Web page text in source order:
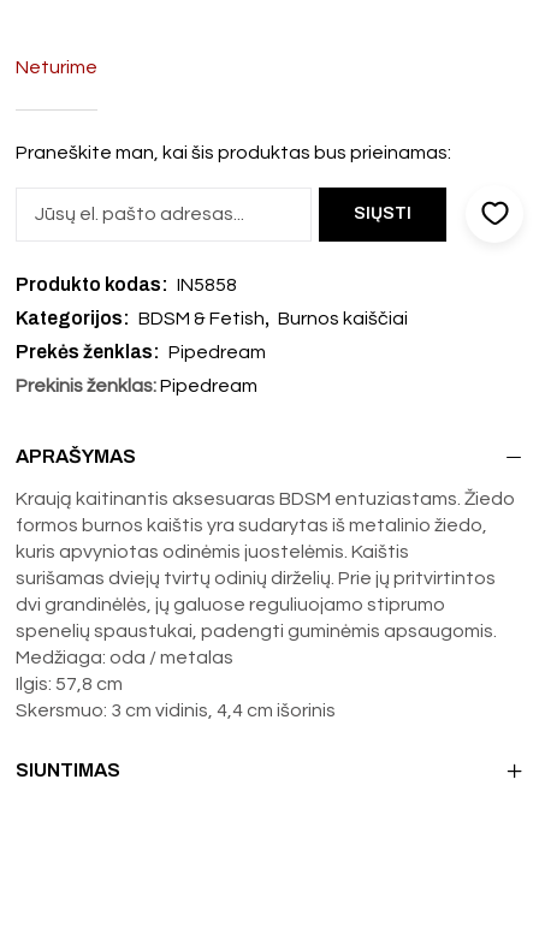
Neturime
Praneškite man, kai šis produktas bus prieinamas:
Produkto kodas: IN5858
Kategorijos: BDSM & Fetish, Burnos kaiščiai
Prekės ženklas: Pipedream
Prekinis ženklas: Pipedream
APRAŠYMAS
Kraują kaitinantis aksesuaras BDSM entuziastams. Žiedo
formos burnos kaištis yra sudarytas iš metalinio žiedo,
kuris apvyniotas odinėmis juostelėmis. Kaištis
surišamas dviejų tvirtų odinių dirželių. Prie jų pritvirtintos
dvi grandinėlės, jų galuose reguliuojamo stiprumo
spenelių spaustukai, padengti guminėmis apsaugomis.
Medžiaga: oda / metalas
Ilgis: 57,8 cm
Skersmuo: 3 cm vidinis, 4,4 cm išorinis
SIUNTIMAS